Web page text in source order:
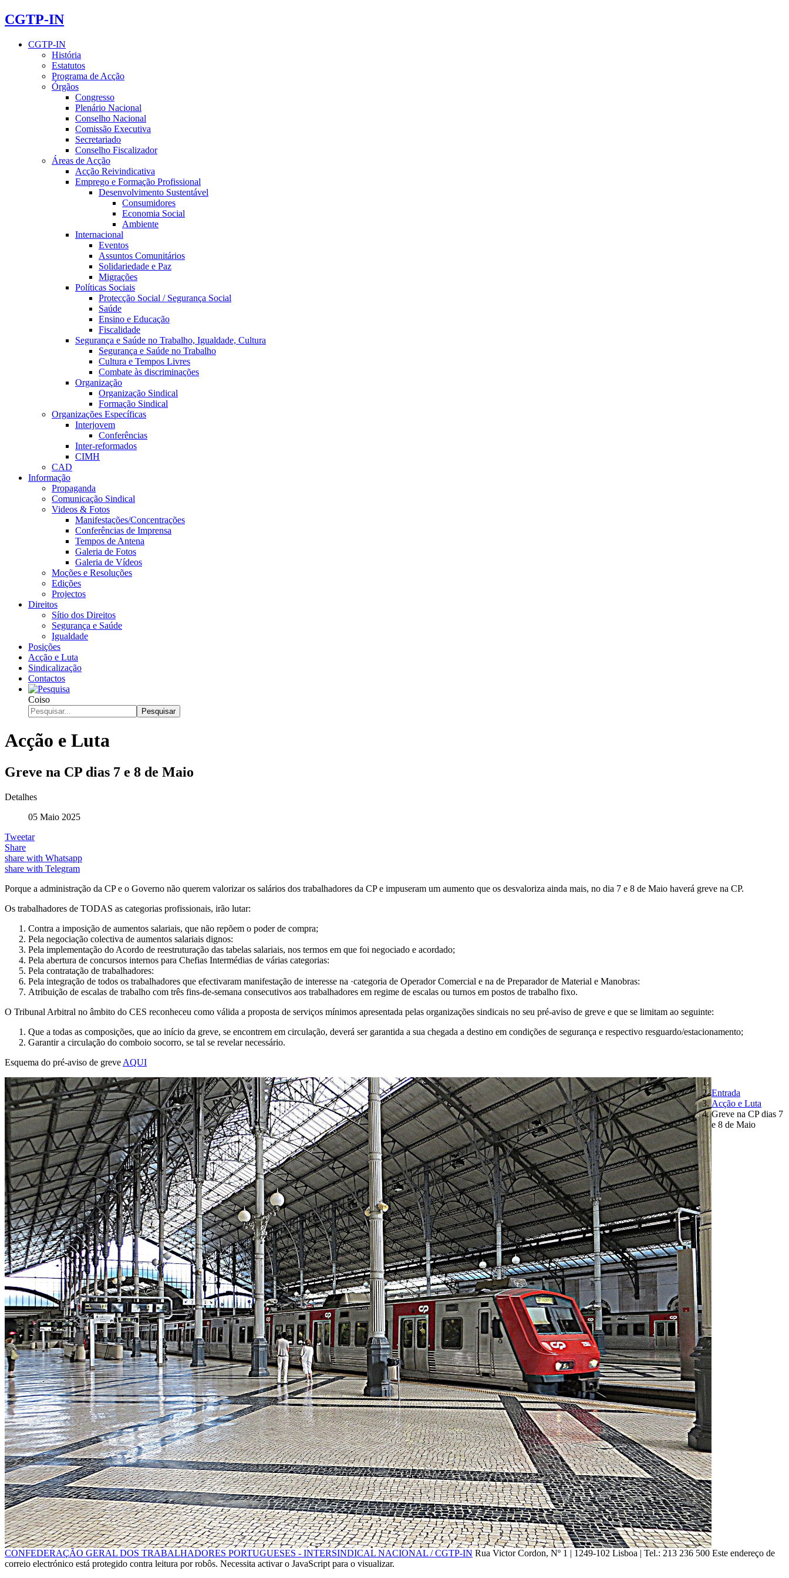
CGTP-IN
CGTP-IN
História
Estatutos
Programa de Acção
Órgãos
Congresso
Plenário Nacional
Conselho Nacional
Comissão Executiva
Secretariado
Conselho Fiscalizador
Áreas de Acção
Acção Reivindicativa
Emprego e Formação Profissional
Desenvolvimento Sustentável
Consumidores
Economia Social
Ambiente
Internacional
Eventos
Assuntos Comunitários
Solidariedade e Paz
Migrações
Políticas Sociais
Protecção Social / Segurança Social
Saúde
Ensino e Educação
Fiscalidade
Segurança e Saúde no Trabalho, Igualdade, Cultura
Segurança e Saúde no Trabalho
Cultura e Tempos Livres
Combate às discriminações
Organização
Organização Sindical
Formação Sindical
Organizações Específicas
Interjovem
Conferências
Inter-reformados
CIMH
CAD
Informação
Propaganda
Comunicação Sindical
Videos & Fotos
Manifestações/Concentrações
Conferências de Imprensa
Tempos de Antena
Galeria de Fotos
Galeria de Vídeos
Moções e Resoluções
Edições
Projectos
Direitos
Sítio dos Direitos
Segurança e Saúde
Igualdade
Posições
Acção e Luta
Sindicalização
Contactos
Coiso
Pesquisar
Acção e Luta
Greve na CP dias 7 e 8 de Maio
Detalhes
05 Maio 2025
Tweetar
Share
share with Whatsapp
share with Telegram
Porque a administração da CP e o Governo não querem valorizar os salários dos trabalhadores da CP e impuseram um aumento que os desvaloriza ainda mais, no dia 7 e 8 de Maio haverá greve na CP.
Os trabalhadores de TODAS as categorias profissionais, irão lutar:
Contra a imposição de aumentos salariais, que não repõem o poder de compra;
Pela negociação colectiva de aumentos salariais dignos:
Pela implementação do Acordo de reestruturação das tabelas salariais, nos termos em que foi negociado e acordado;
Pela abertura de concursos internos para Chefias Intermédias de várias categorias:
Pela contratação de trabalhadores:
Pela integração de todos os trabalhadores que efectivaram manifestação de interesse na ·categoria de Operador Comercial e na de Preparador de Material e Manobras:
Atribuição de escalas de trabalho com três fins-de-semana consecutivos aos trabalhadores em regime de escalas ou turnos em postos de trabalho fixo.
O Tribunal Arbitral no âmbito do CES reconheceu como válida a proposta de serviços mínimos apresentada pelas organizações sindicais no seu pré-aviso de greve e que se limitam ao seguinte:
Que a todas as composições, que ao início da greve, se encontrem em circulação, deverá ser garantida a sua chegada a destino em condições de segurança e respectivo resguardo/estacionamento;
Garantir a circulação do comboio socorro, se tal se revelar necessário.
Esquema do pré-aviso de greve AQUI
Entrada
Acção e Luta
Greve na CP dias 7
e 8 de Maio
CONFEDERAÇÃO GERAL DOS TRABALHADORES PORTUGUESES - INTERSINDICAL NACIONAL / CGTP-IN Rua Victor Cordon, Nº 1 | 1249-102 Lisboa | Tel.: 213 236 500 Este endereço de
correio electrónico está protegido contra leitura por robôs. Necessita activar o JavaScript para o visualizar.